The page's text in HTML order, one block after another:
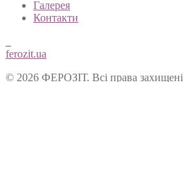
Галерея
Контакти
ferozit.ua
© 2026 ФЕРОЗІТ. Всі права захищені